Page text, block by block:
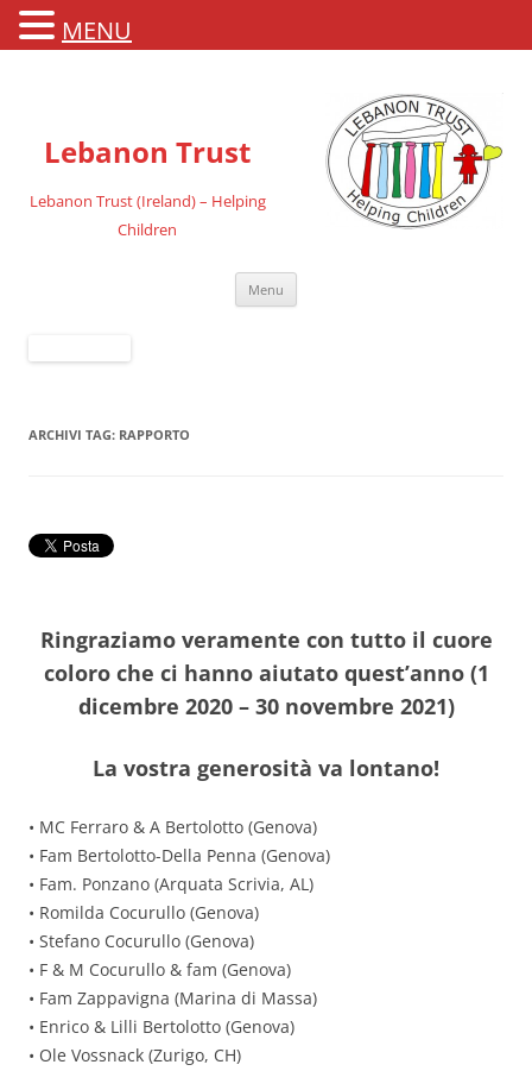
Lebanon Trust
Lebanon Trust (Ireland) – Helping
Children
Menu
ARCHIVI TAG: RAPPORTO
Ringraziamo veramente con tutto il cuore
coloro che ci hanno aiutato quest’anno (1
dicembre 2020 – 30 novembre 2021)
La vostra generosità va lontano!
• MC Ferraro & A Bertolotto (Genova)
• Fam Bertolotto-Della Penna (Genova)
• Fam. Ponzano (Arquata Scrivia, AL)
• Romilda Cocurullo (Genova)
• Stefano Cocurullo (Genova)
• F & M Cocurullo & fam (Genova)
• Fam Zappavigna (Marina di Massa)
• Enrico & Lilli Bertolotto (Genova)
• Ole Vossnack (Zurigo, CH)
MENU